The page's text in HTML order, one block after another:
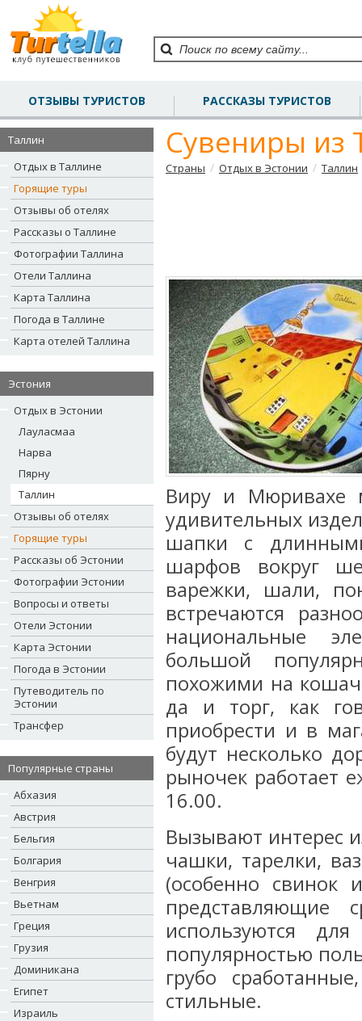
ОТЗЫВЫ ТУРИСТОВ РАССКАЗЫ ТУРИСТОВ
Таллин
Отдых в Таллине
Горящие туры
Отзывы об отелях
Рассказы о Таллине
Фотографии Таллина
Отели Таллина
Карта Таллина
Погода в Таллине
Карта отелей Таллина
Эстония
Отдых в Эстонии
Лауласмаа
Нарва
Пярну
Таллин
Отзывы об отелях
Горящие туры
Рассказы об Эстонии
Фотографии Эстонии
Вопросы и ответы
Отели Эстонии
Карта Эстонии
Погода в Эстонии
Путеводитель по
Эстонии
Трансфер
Популярные страны
Абхазия
Австрия
Бельгия
Болгария
Венгрия
Вьетнам
Греция
Грузия
Доминикана
Египет
Израиль
Сувениры из
Страны / Отдых в Эстонии / Таллин
Виру и Мюривахе
удивительных
шапки с
шарфов вокруг
варежки, шали,
встречаются
национальные
большой
похожими на
да и торг, как
приобрести и в
будут несколько
рыночек работает
16.00.
Вызывают интерес
чашки, тарелки,
(особенно
представляющие
используются
популярностью
грубо
стильные.